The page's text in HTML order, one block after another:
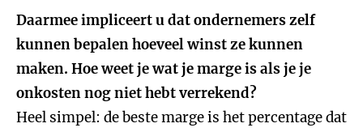
Daarmee impliceert u dat ondernemers zelf
kunnen bepalen hoeveel winst ze kunnen
maken. Hoe weet je wat je marge is als je je
onkosten nog niet hebt verrekend?
Heel simpel: de beste marge is het percentage dat